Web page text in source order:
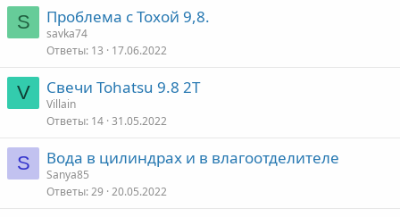
S Проблема с Тохой 9,8.
savka74
Ответы 13 17.06.2022
V Свечи Tohatsu 9.8 2T
Villain
Ответы 14 31.05.2022
S Вода в цилиндрах и в влагоотделителе
Sanya85
Ответы 29 20.05.2022